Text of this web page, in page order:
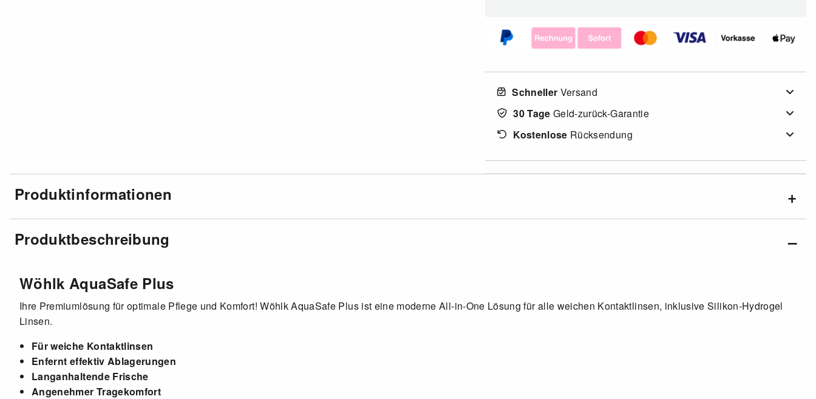
Schneller Versand
30 Tage Geld-zurück-Garantie
Kostenlose Rücksendung
Produktinformationen
Produktbeschreibung
Wöhlk AquaSafe Plus
Ihre Premiumlösung für optimale Pflege und Komfort! Wöhlk AquaSafe Plus ist eine moderne All-in-One Lösung für alle weichen Kontaktlinsen, inklusive Silikon-Hydrogel
Linsen.
Für weiche Kontaktlinsen
Enfernt effektiv Ablagerungen
Langanhaltende Frische
Angenehmer Tragekomfort